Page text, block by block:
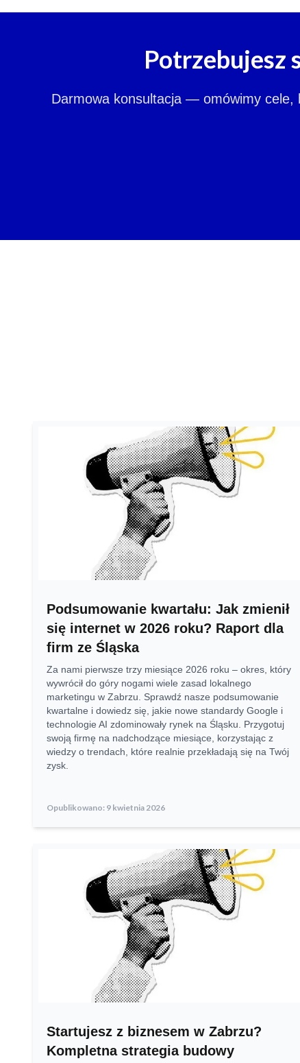
Potrzebujesz
Darmowa konsultacja — omówimy cele,
Podsumowanie kwartału: Jak zmienił
się internet w 2026 roku? Raport dla
firm ze Śląska
Za nami pierwsze trzy miesiące 2026 roku – okres, który
wywrócił do góry nogami wiele zasad lokalnego
marketingu w Zabrzu. Sprawdź nasze podsumowanie
kwartalne i dowiedz się, jakie nowe standardy Google i
technologie AI zdominowały rynek na Śląsku. Przygotuj
swoją firmę na nadchodzące miesiące, korzystając z
wiedzy o trendach, które realnie przekładają się na Twój
zysk.
Opublikowano: 9 kwietnia 2026
Startujesz z biznesem w Zabrzu?
Kompletna strategia budowy